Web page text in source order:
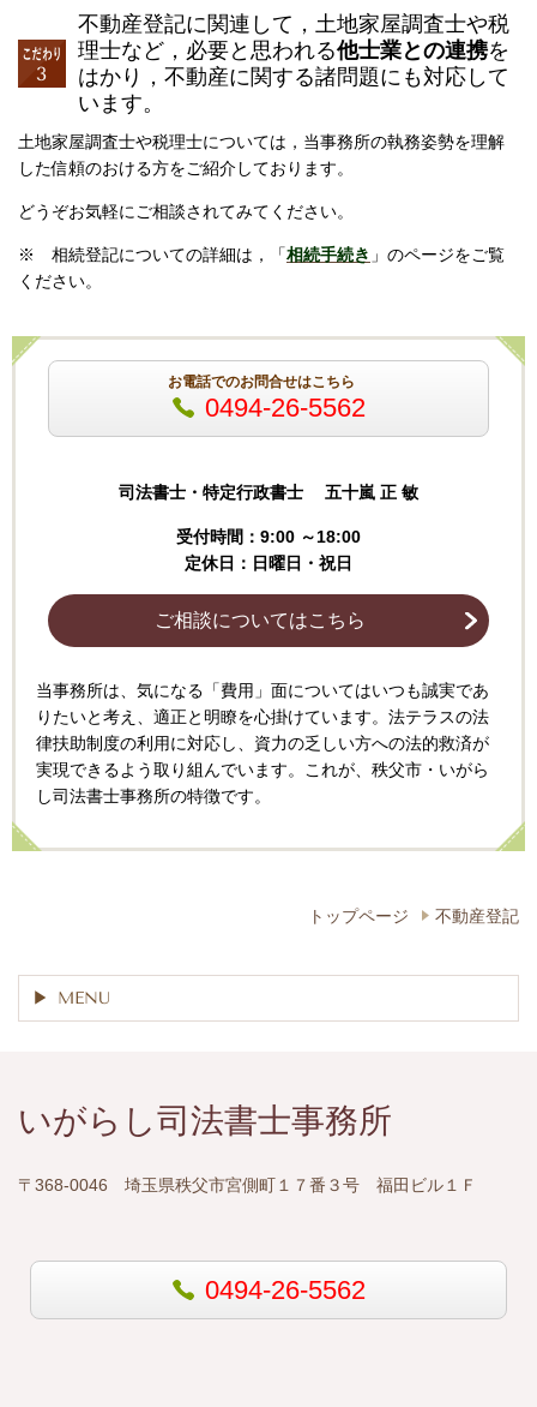
不動産登記に関連して，土地家屋調査士や税
理士など，必要と思われる他士業との連携を
はかり，不動産に関する諸問題にも対応して
います。
土地家屋調査士や税理士については，当事務所の執務姿勢を理解
した信頼のおける方をご紹介しております。
どうぞお気軽にご相談されてみてください。
※ 相続登記についての詳細は，「相続手続き 」のページをご覧
ください。
お電話でのお問合せはこちら
0494-26-5562
司法書士・特定行政書士 五十嵐 正 敏
受付時間：9:00 ～18:00
定休日：日曜日・祝日
ご相談についてはこちら
当事務所は、気になる「費用」面についてはいつも誠実であ
りたいと考え、適正と明瞭を心掛けています。法テラスの法
律扶助制度の利用に対応し
、資力の乏しい方への法的救済が
実現できるよう取り組んでいます。これが、秩父市・いがら
し司法書士事務所の特徴です。
トップページ 不動産登記
MENU
いがらし司法書士事務所
〒368-0046 埼玉県秩父市宮側町１７番３号 福田ビル１Ｆ
0494-26-5562